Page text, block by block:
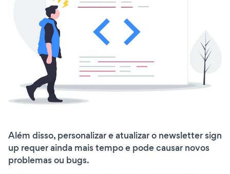
Além disso, personalizar e atualizar o newsletter sign
up requer ainda mais tempo e pode causar novos
problemas ou bugs.